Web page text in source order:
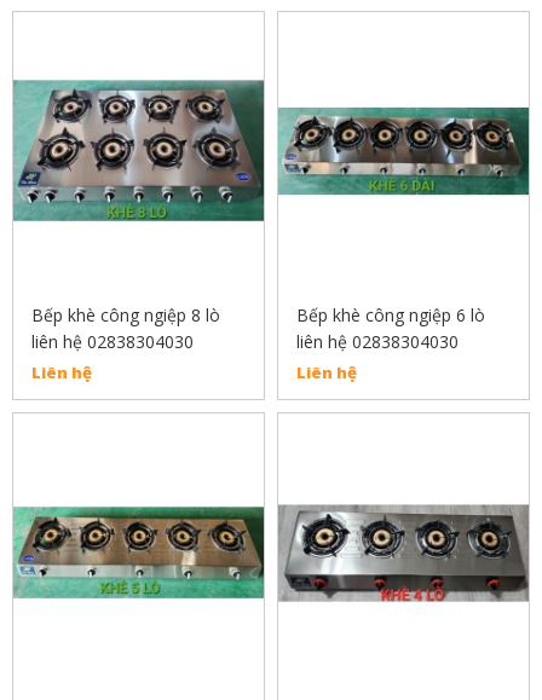
Bếp khè công ngiệp 8 lò
liên hệ 02838304030
Liên hệ
Bếp khè công ngiệp 6 lò
liên hệ 02838304030
Liên hệ